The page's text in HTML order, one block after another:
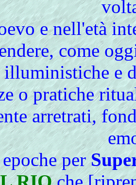
e nell'età
come
e
o pratiche
arretrati,
per